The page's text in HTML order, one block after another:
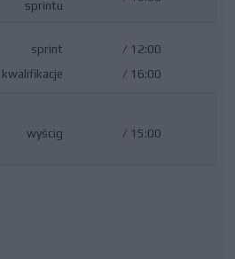
sprintu
sprint
kwalifikacje
/ 12:00
/ 16:00
wyścig / 15:00